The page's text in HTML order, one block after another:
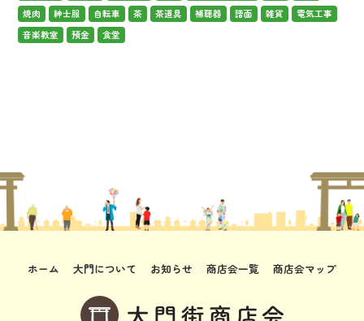
焼肉
紳士服 自転車 茶 茶道具 補聴器 譜面 雑貨
電気工事
音楽教室
預金 食堂
ホーム 大門について お知らせ 商店会一覧 商店会マップ